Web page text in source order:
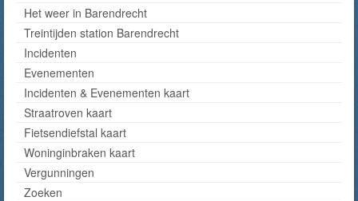
Het weer in Barendrecht
Treintijden station Barendrecht
Incidenten
Evenementen
Incidenten & Evenementen kaart
Straatroven kaart
Fietsendiefstal kaart
Woninginbraken kaart
Vergunningen
Zoeken